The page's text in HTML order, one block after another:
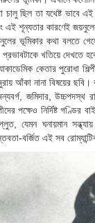
চালু ছিল তা যথেষ্ট ভাবে
এই শূন্যতার কারণেই
ভূমিকার কথা বলতে
খতিয়ে দেখতে
কেতার পুরোধা
আঁকা নানা বিষয়ের ছবি।
জমিদার,
পক্ষেও নির্দিষ্ট
যেমন ঘনায়মান
বর্জিত এই সব